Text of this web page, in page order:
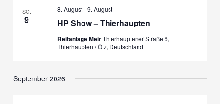
SO.
9 HP Show – Thierhaupten
8. August-9. August
Reitanlage MeirThierhauptener Straße 6,
Thierhaupten / Ötz, Deutschland
September 2026